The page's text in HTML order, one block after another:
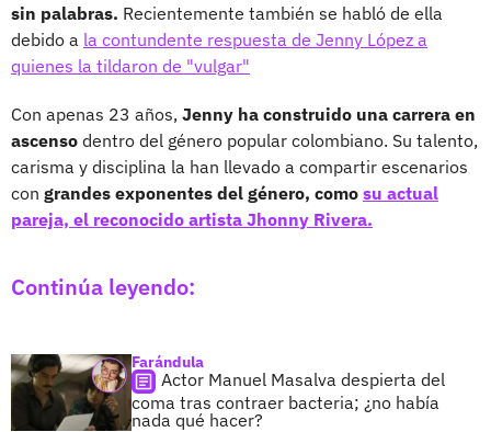
sin palabras. Recientemente también se habló de ella
debido a la contundente respuesta de Jenny López a
quienes la tildaron de "vulgar"
Con apenas 23 años, Jenny ha construido una carrera en
ascenso dentro del género popular colombiano. Su talento,
carisma y disciplina la han llevado a compartir escenarios
con grandes exponentes del género, como su actual
pareja, el reconocido artista Jhonny Rivera.
Continúa leyendo:
Farándula
Actor Manuel Masalva despierta del
coma tras contraer bacteria; ¿no había
nada qué hacer?